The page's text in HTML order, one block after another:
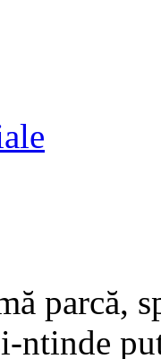
parcă,
ntinde